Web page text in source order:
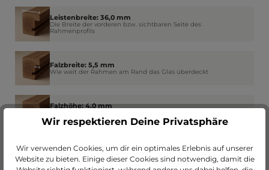
Leistenbreite: 36,0 mm
Die Breite der vorderen bzw. sichtbaren Seite des
Rahmenprofils
Falzbreite: 5,5 mm
Wie weit der Rahmen am Rand das Glas überdeckt
Falzhöhe: 4,0 mm
Rückwand
Wir respektieren Deine Privatsphäre
Wir verwenden Cookies, um dir ein optimales Erlebnis auf unserer
Website zu bieten. Einige dieser Cookies sind notwendig, damit die